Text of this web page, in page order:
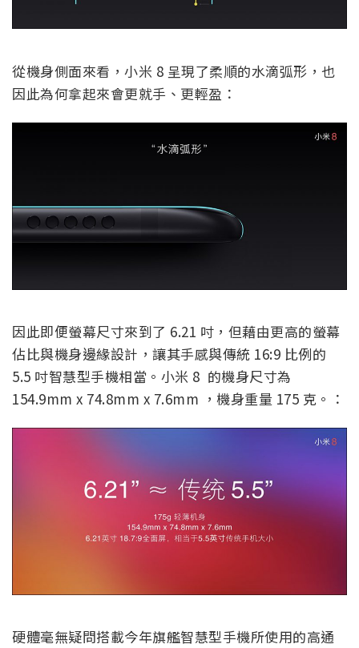
從機身側面來看，小米 8 呈現了柔順的水滴弧形，也
因此為何拿起來會更就手、更輕盈：
因此即便螢幕尺寸來到了 6.21 吋，但藉由更高的螢幕
佔比與機身邊緣設計，讓其手感與傳統 16:9 比例的
5.5 吋智慧型手機相當。小米 8 的機身尺寸為
154.9mm x 74.8mm x 7.6mm ，機身重量 175 克。：
硬體毫無疑問搭載今年旗艦智慧型手機所使用的高通